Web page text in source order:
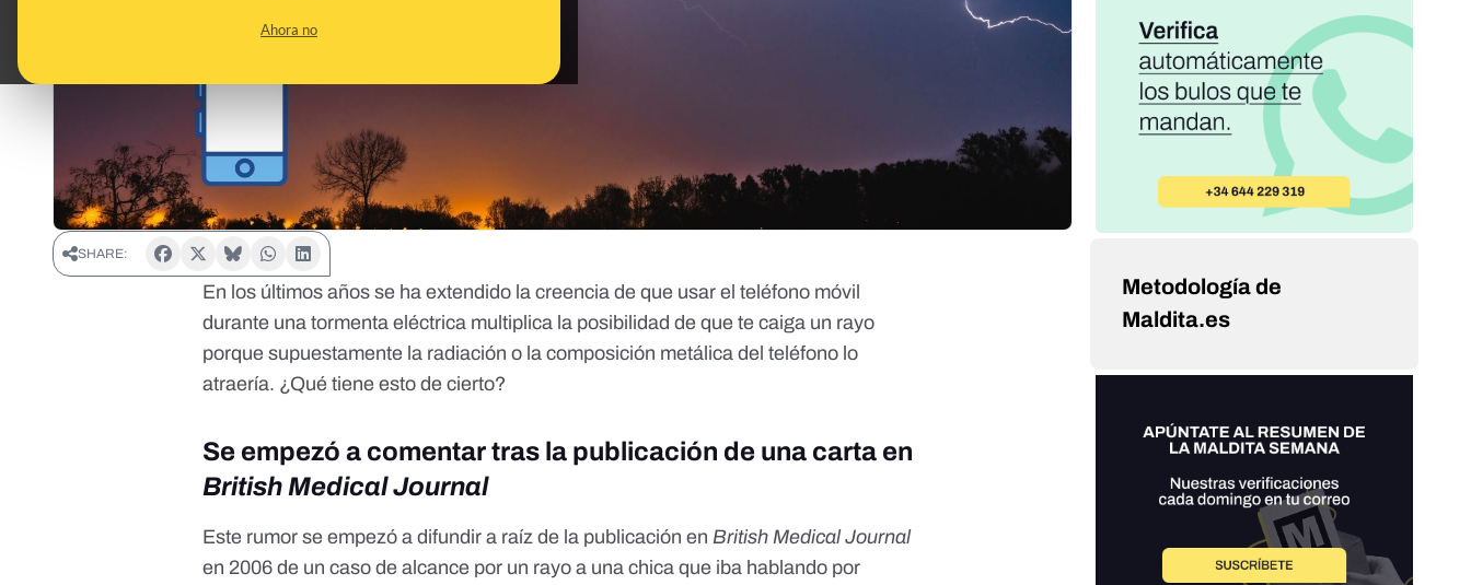
Ahora no
SHARE:
En los últimos años se ha extendido la creencia de que usar el teléfono móvil
durante una tormenta eléctrica multiplica la posibilidad de que te caiga un rayo
porque supuestamente la radiación o la composición metálica del teléfono lo
atraería. ¿Qué tiene esto de cierto?
Se empezó a comentar tras la publicación de una carta en
British Medical Journal
Este rumor se empezó a difundir a raíz de la publicación enBritish Medical Journal
en 2006 de un caso de alcance por un rayo a una chica que iba hablando por
Metodología de
Maldita.es